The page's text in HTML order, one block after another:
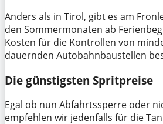
Anders als in Tirol, gibt es am
den Sommermonaten ab
Kosten für die Kontrollen von
dauernden Autobahnbaustellen
Die günstigsten Spritpreise
Egal ob nun Abfahrtssperre oder
empfehlen wir jedenfalls für die